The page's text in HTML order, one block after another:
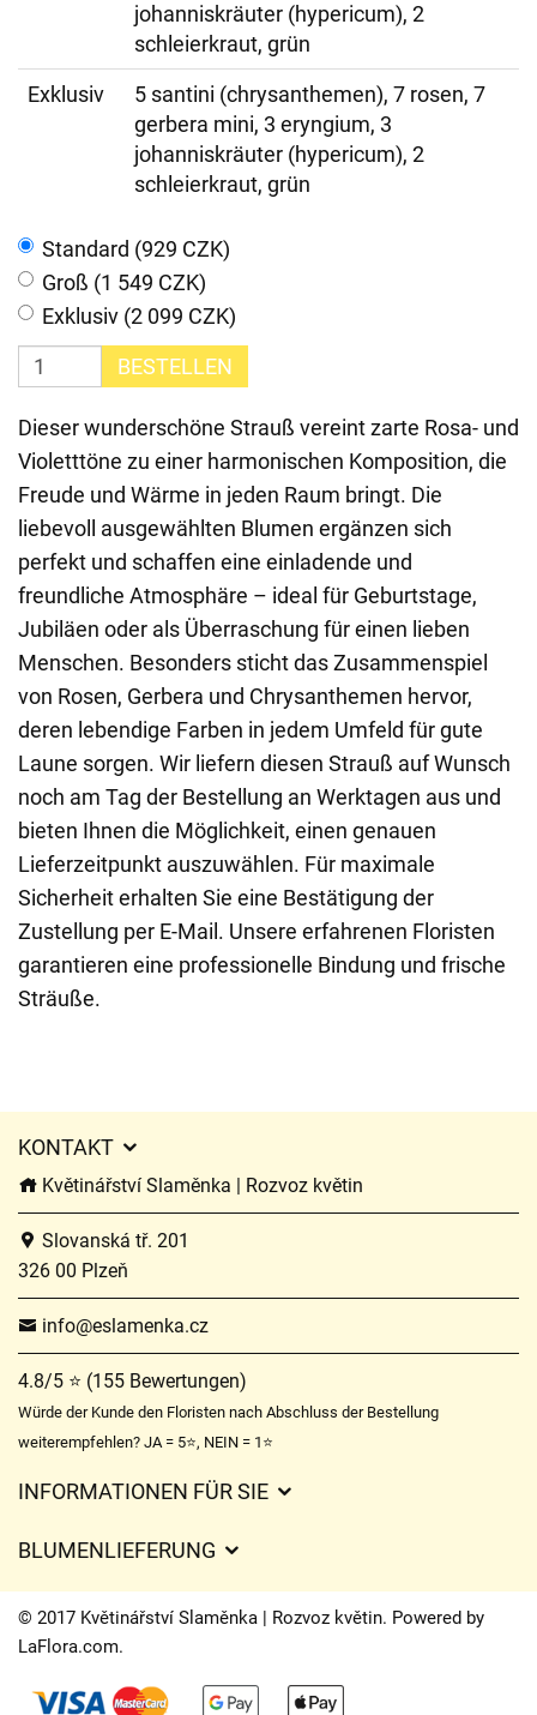
johanniskräuter (hypericum), 2
schleierkraut, grün
Exklusiv
5 santini (chrysanthemen), 7 rosen, 7
gerbera mini, 3 eryngium, 3
johanniskräuter (hypericum), 2
schleierkraut, grün
Standard (929 CZK)
Groß (1 549 CZK)
Exklusiv (2 099 CZK)
BESTELLEN
Dieser wunderschöne Strauß vereint zarte Rosa- und
Violetttöne zu einer harmonischen Komposition, die
Freude und Wärme in jeden Raum bringt. Die
liebevoll ausgewählten Blumen ergänzen sich
perfekt und schaffen eine einladende und
freundliche Atmosphäre – ideal für Geburtstage,
Jubiläen oder als Überraschung für einen lieben
Menschen. Besonders sticht das Zusammenspiel
von Rosen, Gerbera und Chrysanthemen hervor,
deren lebendige Farben in jedem Umfeld für gute
Laune sorgen. Wir liefern diesen Strauß auf Wunsch
noch am Tag der Bestellung an Werktagen aus und
bieten Ihnen die Möglichkeit, einen genauen
Lieferzeitpunkt auszuwählen. Für maximale
Sicherheit erhalten Sie eine Bestätigung der
Zustellung per E-Mail. Unsere erfahrenen Floristen
garantieren eine professionelle Bindung und frische
Sträuße.
KONTAKT
Květinářství Slaměnka | Rozvoz květin
Slovanská tř. 201
326 00 Plzeň
info@eslamenka.cz
4.8/5 ⭐ (155 Bewertungen)
Würde der Kunde den Floristen nach Abschluss der Bestellung
weiterempfehlen? JA = 5⭐, NEIN = 1⭐
INFORMATIONEN FÜR SIE
Lieferzeiten für Blumen – Übersicht der Möglichkeiten
BLUMENLIEFERUNG
Liefergebühren
Wohin wir Blumen liefern
Kontakt
© 2017 Květinářství Slaměnka | Rozvoz květin. Powered by
LaFlora.com.